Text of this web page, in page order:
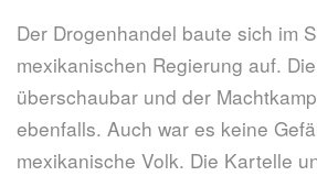
Der Drogenhandel baute sich im
mexikanischen Regierung auf.
überschaubar und der
ebenfalls. Auch war es keine
mexikanische Volk. Die Kartelle